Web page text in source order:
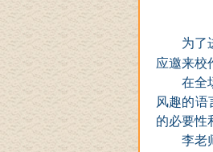
为了
应邀来校
在全
风趣的语
的必要性
李老